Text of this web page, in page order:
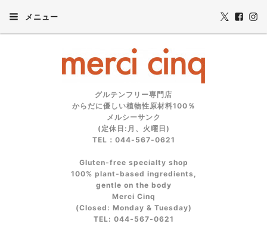
メニュー
グルテンフリー専門店
からだに優しい植物性原材料100％
メルシーサンク
(定休日:月、火曜日)
TEL：044-567-0621
Gluten‑free specialty shop
100% plant‑based ingredients,
gentle on the body
Merci Cinq
(Closed: Monday & Tuesday)
TEL: 044‑567‑0621